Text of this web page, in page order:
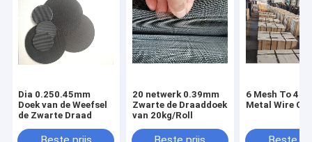
Dia 0.250.45mm
Doek van de Weefsel
de Zwarte Draad
20 netwerk 0.39mm
Zwarte de Draaddoek
van 20kg/Roll
6 Mesh To 40
Metal Wire